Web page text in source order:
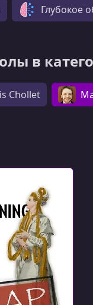
Глубокое
в
Chollet